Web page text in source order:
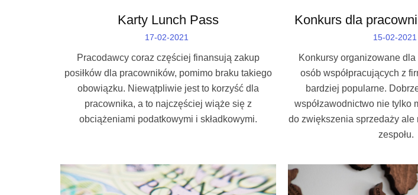
Karty Lunch Pass
17-02-2021
Pracodawcy coraz częściej finansują zakup
posiłków dla pracowników, pomimo braku takiego
obowiązku. Niewątpliwie jest to korzyść dla
pracownika, a to najczęściej wiąże się z
obciążeniami podatkowymi i składkowymi.
Konkurs dla
15-02-2021
Konkursy organizowane
osób współpracujących z
bardziej popularne.
współzawodnictwo nie tylko
do zwiększenia sprzedaży ale
zespołu.